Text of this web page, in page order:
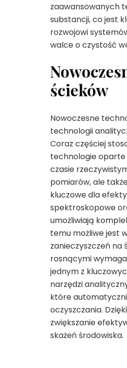
zaawansowanych
substancji, co jest
rozwojowi
walce o czystość
ścieków
Nowoczesne
technologii
Coraz częściej
technologie oparte
czasie
pomiarów, ale
kluczowe dla
spektroskopowe
umożliwiają
temu możliwe jest
zanieczyszczeń na
rosnącymi
jednym z
narzędzi
które
oczyszczania.
zwiększanie
skażeń środowiska.